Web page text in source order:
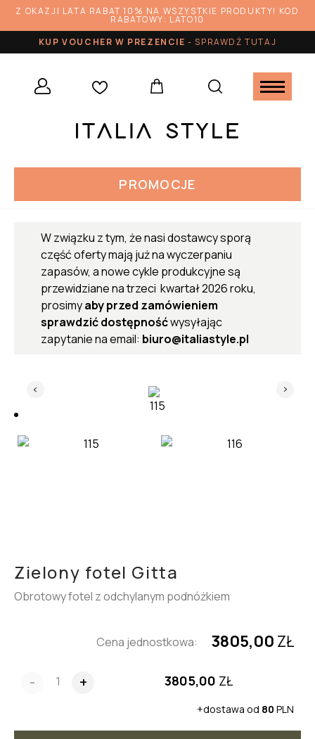
Z OKAZJI LATA RABAT 10% NA WSZYSTKIE PRODUKTY! KOD
RABATOWY: LATO10
KUP VOUCHER W PREZENCIE-SPRAWDŹ TUTAJ
PROMOCJE
W związku z tym, że nasi dostawcy sporą
część oferty mają już na wyczerpaniu
zapasów, a nowe cykle produkcyjne są
przewidziane na trzeci kwartał 2026 roku,
prosimyaby przed zamówieniem
sprawdzić dostępnośćwysyłając
zapytanie na email: biuro@italiastyle.pl
Zielony fotel Gitta
Obrotowy fotel z odchylanym podnóżkiem
Cena jednostkowa: 3805,00 ZŁ
- + 3805,00 ZŁ
+dostawa od 80 PLN